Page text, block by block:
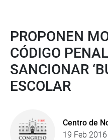
PROPONEN
CÓDIGO
SANCIONAR
ESCOLAR
Centro de
19 Feb